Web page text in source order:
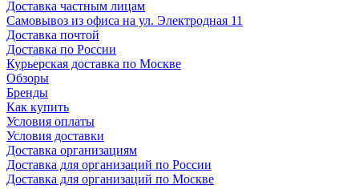
Доставка частным лицам
Самовывоз из офиса на ул. Электродная 11
Доставка почтой
Доставка по России
Курьерская доставка по Москве
Обзоры
Бренды
Как купить
Условия оплаты
Условия доставки
Доставка организациям
Доставка для организаций по России
Доставка для организаций по Москве